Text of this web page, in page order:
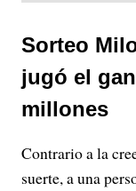
Sorteo
jugó el
millones
Contrario a la
suerte, a una